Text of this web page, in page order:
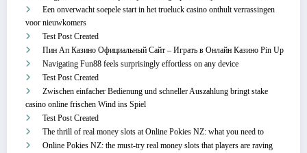
Een onverwacht soepele start in het trueluck casino onthult verrassingen
voor nieuwkomers
Test Post Created
Пин Ап Казино Официальный Сайт – Играть в Онлайн Казино Pin Up
Navigating Fun88 feels surprisingly effortless on any device
Test Post Created
Zwischen einfacher Bedienung und schneller Auszahlung bringt stake
casino online frischen Wind ins Spiel
Test Post Created
The thrill of real money slots at Online Pokies NZ: what you need to
Online Pokies NZ: the must-try real money slots that players are raving